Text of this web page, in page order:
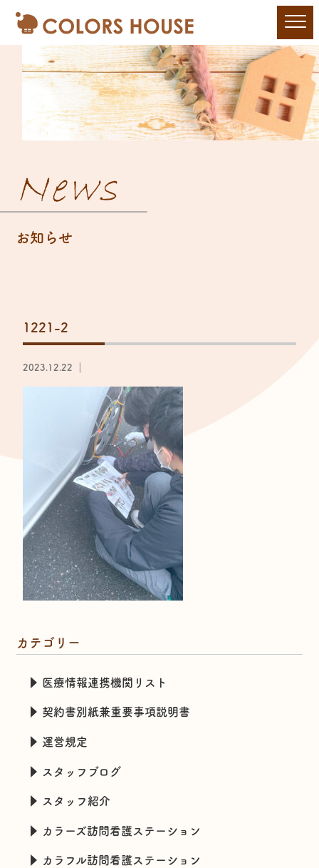
News
お知らせ
1221-2
2023.12.22 ｜
カテゴリー
医療情報連携機関リスト
契約書別紙兼重要事項説明書
運営規定
スタッフブログ
スタッフ紹介
カラーズ訪問看護ステーション
カラフル訪問看護ステーション